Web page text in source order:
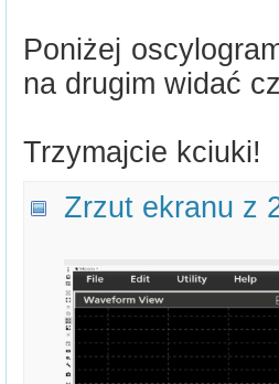
Poniżej
na drugim widać
Trzymajcie kciuki!
Zrzut ekranu z